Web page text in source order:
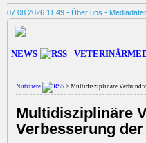
07.08.2026 11:49 - Über uns -
NEWS
Nutztiere > Multidisziplinäre
Multidisziplinäre
Verbesserung